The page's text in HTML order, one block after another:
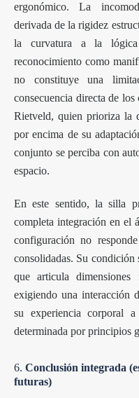
ergonómico. La
derivada de la rigidez
la curvatura a la
reconocimiento como
no constituye una
consecuencia directa de
Rietveld, quien prioriza la
por encima de su
conjunto se perciba con
espacio.
En este sentido, la silla
completa integración en el
configuración no
consolidadas. Su
que articula dimensiones
exigiendo una interacción
su experiencia corporal a
determinada por principios
6. Conclusión integrada
futuras)